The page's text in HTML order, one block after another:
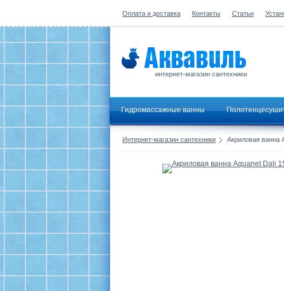
Оплата и доставка Контакты Статьи
интернет-магазин сантехники
Гидромассажные ванны
Интернет-магазин сантехники Акриловая ванна